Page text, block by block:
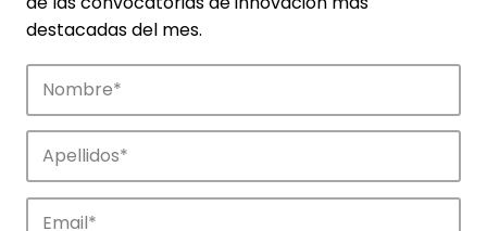
destacadas del mes.